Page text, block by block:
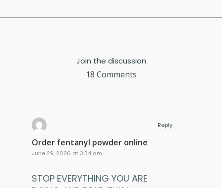
Join the discussion
18 Comments
Order fentanyl powder online
June 29, 2026 at 3:34 am
STOP EVERYTHING YOU ARE
Reply